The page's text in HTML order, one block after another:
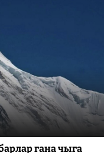
гана чыга